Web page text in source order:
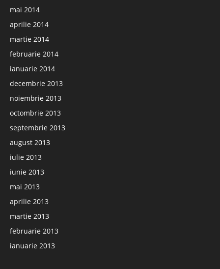
mai 2014
aprilie 2014
martie 2014
februarie 2014
ianuarie 2014
decembrie 2013
noiembrie 2013
octombrie 2013
septembrie 2013
august 2013
iulie 2013
iunie 2013
mai 2013
aprilie 2013
martie 2013
februarie 2013
ianuarie 2013